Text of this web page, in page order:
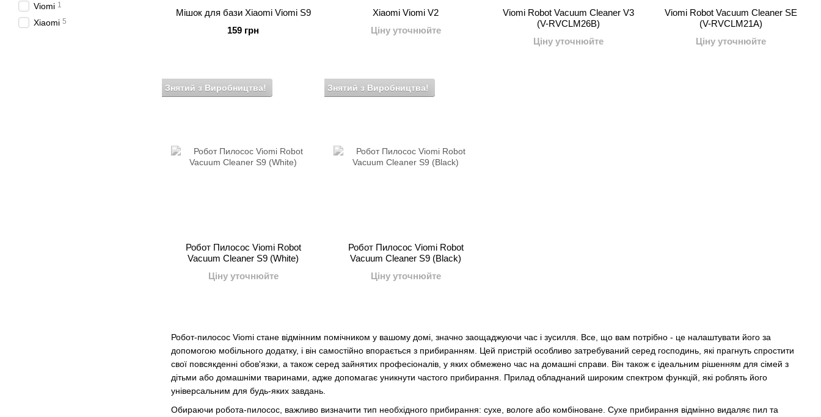
Робот-пилосос Viomi стане відмінним помічником у вашому домі, значно заощаджуючи час і зусилля. Все, що вам потрібно - це налаштувати його за
допомогою мобільного додатку, і він самостійно впорається з прибиранням. Цей пристрій особливо затребуваний серед господинь, які прагнуть спростити
свої повсякденні обов'язки, а також серед зайнятих професіоналів, у яких обмежено час на домашні справи. Він також є ідеальним рішенням для сімей з
дітьми або домашніми тваринами, адже допомагає уникнути частого прибирання. Прилад обладнаний широким спектром функцій, які роблять його
універсальним для будь-яких завдань.
Обираючи робота-пилосос, важливо визначити тип необхідного прибирання: сухе, вологе або комбіноване. Сухе прибирання відмінно видаляє пил та
Мішок для бази Xiaomi Viomi S9
159 грн
Xiaomi Viomi V2
Ціну уточнюйте
Viomi Robot Vacuum Cleaner V3
(V-RVCLM26B)
Ціну уточнюйте
Viomi Robot Vacuum Cleaner SE
(V-RVCLM21A)
Ціну уточнюйте
Знятий з Виробництва!
Робот Пилосос Viomi Robot
Vacuum Cleaner S9 (White)
Ціну уточнюйте
Знятий з Виробництва!
Робот Пилосос Viomi Robot
Vacuum Cleaner S9 (Black)
Ціну уточнюйте
Viomi 1
Xiaomi 5